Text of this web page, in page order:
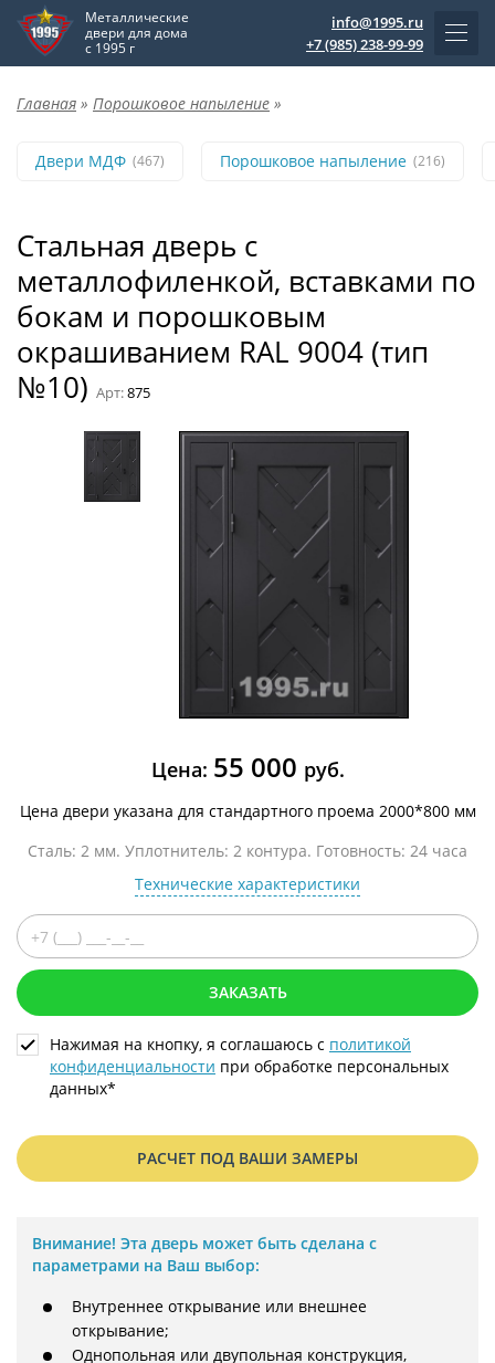
Металлические
двери для дома
с 1995 г
info@1995.ru
+7 (985) 238-99-99
Главная » Порошковое напыление »
Двери МДФ (467) Порошковое напыление (216)
Стальная дверь с
металлофиленкой, вставками по
бокам и порошковым
окрашиванием RAL 9004 (тип
№10) Арт:875
Цена: 55 000 руб.
Цена двери указана для стандартного проема 2000*800 мм
Сталь: 2 мм. Уплотнитель: 2 контура. Готовность: 24 часа
Технические характеристики
ЗАКАЗАТЬ
Нажимая на кнопку, я соглашаюсь с политикой
конфиденциальности при обработке персональных
данных*
РАСЧЕТ ПОД ВАШИ ЗАМЕРЫ
Внимание! Эта дверь может быть сделана с
параметрами на Ваш выбор:
Внутреннее открывание или внешнее
открывание;
Однопольная или двупольная конструкция,